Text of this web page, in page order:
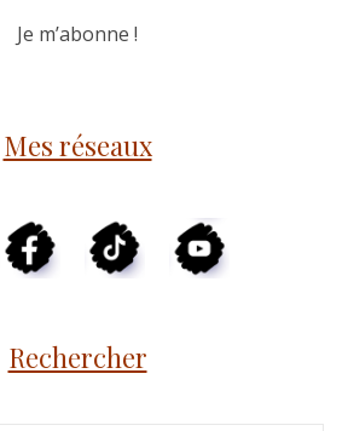
Mes réseaux
Rechercher